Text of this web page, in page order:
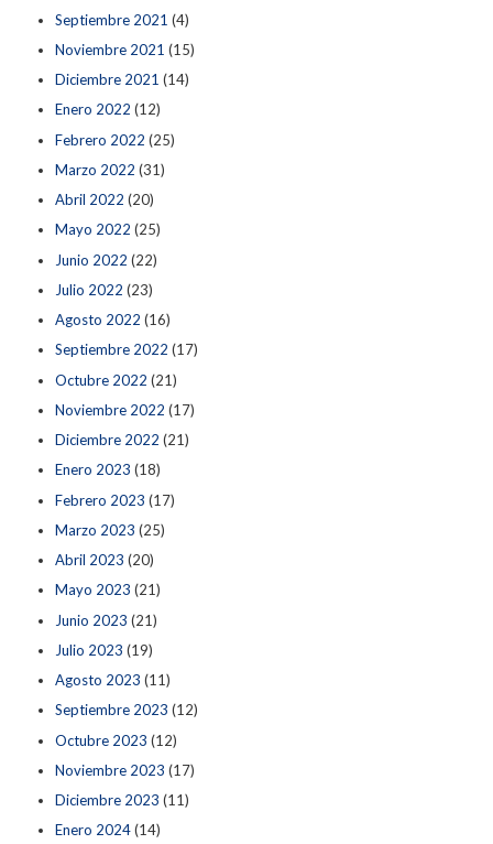
Septiembre 2021 (4)
Noviembre 2021 (15)
Diciembre 2021 (14)
Enero 2022 (12)
Febrero 2022 (25)
Marzo 2022 (31)
Abril 2022 (20)
Mayo 2022 (25)
Junio 2022 (22)
Julio 2022 (23)
Agosto 2022 (16)
Septiembre 2022 (17)
Octubre 2022 (21)
Noviembre 2022 (17)
Diciembre 2022 (21)
Enero 2023 (18)
Febrero 2023 (17)
Marzo 2023 (25)
Abril 2023 (20)
Mayo 2023 (21)
Junio 2023 (21)
Julio 2023 (19)
Agosto 2023 (11)
Septiembre 2023 (12)
Octubre 2023 (12)
Noviembre 2023 (17)
Diciembre 2023 (11)
Enero 2024(14)